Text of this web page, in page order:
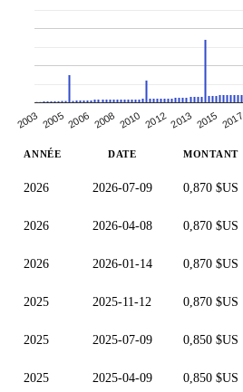
2003 2005 2006 2008 2010 20122013 2015 2017
ANNÉE DATE MONTANT
2026 2026-07-09 0,870 $US
2026 2026-04-08 0,870 $US
2026 2026-01-14 0,870 $US
2025 2025-11-12 0,870 $US
2025 2025-07-09 0,850 $US
2025 2025-04-09 0,850 $US